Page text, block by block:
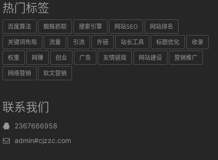
热门标签
百度算法 蜘蛛抓取 搜索引擎 网站SEO 网站排名
关键词布局 流量 引流 外链 站长工具 标题优化 收录
权重 网赚 创业 广告 友情链接 网站建设 营销推广
网络营销 软文营销
联系我们
2367666958
admin#cjzzc.com